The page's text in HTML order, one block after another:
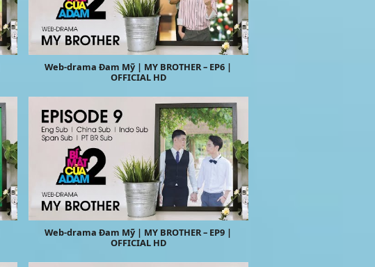
Web-drama Đam Mỹ | MY BROTHER – EP6 |
OFFICIAL HD
Web-drama Đam Mỹ | MY BROTHER – EP9 |
OFFICIAL HD